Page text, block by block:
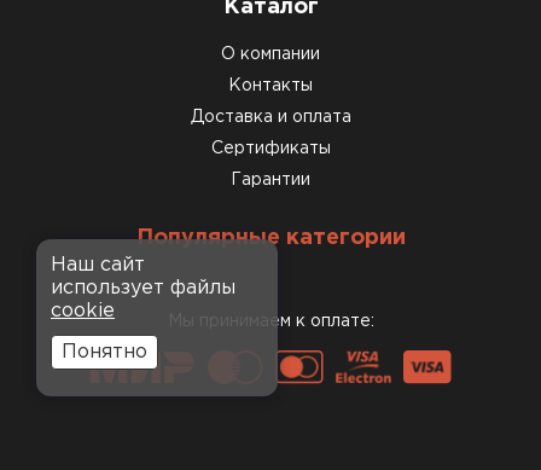
Каталог
О компании
Контакты
Доставка и оплата
Сертификаты
Гарантии
Популярные категории
Мы принимаем к оплате:
Наш сайт
использует файлы
cookie
Понятно